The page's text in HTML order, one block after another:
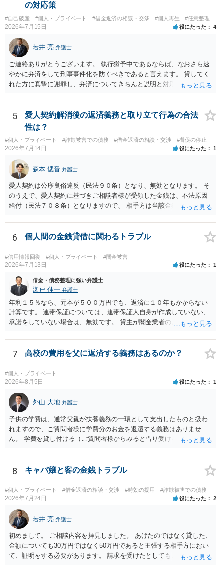
の対応策
#自己破産 #個人・プライベート #借金返済の相談・交渉 #個人再生 #任意整理
2026年7月15日 役にたった 4
若井 亮 弁護士
ご連絡ありがとうございます。 執行猶予中であるならば、なおさら速
やかに弁済をして刑事事件化を防ぐべきであると言えます。 貸してく
れた方に真摯に謝罪し、弁済についてきちんと説明と対応を行ってい
5
愛人契約解消後の返済義務と取り立て行為の合法
性は？
#個人・プライベート #詐欺被害での債務 #借金返済の相談・交渉 #督促の停止
2026年7月14日 役にたった 1
森本 偲音 弁護士
愛人契約は公序良俗違反（民法９０条）となり、無効となります。 そ
のうえで、愛人契約に基づきご相談者様が受領した金銭は、不法原因
給付（民法７０８条）となりますので、 相手方は当該金銭の返還請求
6 個人間の金銭貸借に関わるトラブル
#信用情報回復 #個人・プライベート #闇金被害
2026年7月13日 役にたった 1
借金・債務整理に強い弁護士
瀬戸 伸一 弁護士
年利１５％なら、元本が５００万円でも、返済に１０年もかからない
計算です。 連帯保証については、連帯保証人自身が作成していない、
承諾をしていない場合は、無効です。 貸主が闇金業者のようなことを
ことで、主債務者自身の債務は免れない（支払い義務あり）と思われ
ます。 これまでの借り入れと返済額をまとめて、現在の正確な債務残
額を計算し、その金額の返済ができなければ、裁判所を利用した債務
整理をされることをおすすめします。
7 高校の費用を父に返済する義務はあるのか？
#個人・プライベート
2026年8月5日 役にたった 1
外山 大地 弁護士
子供の学費は、通常父親が扶養義務の一環として支出したものと扱わ
れますので、ご質問者様に学費分のお金を返還する義務はありませ
ん。 学費を貸し付ける（ご質問者様からみると借り受ける）といった
ょう。
8 キャバ嬢と客の金銭トラブル
#個人・プライベート #借金返済の相談・交渉 #時効の援用 #詐欺被害での債務
2026年7月24日 役にたった 2
若井 亮 弁護士
初めまして。 ご相談内容を拝見しました。 あげたのではなく貸した、
金額についても30万円ではなく50万円であると主張する相手方におい
て、証明をする必要があります。 請求を受けたとしても、もらったも